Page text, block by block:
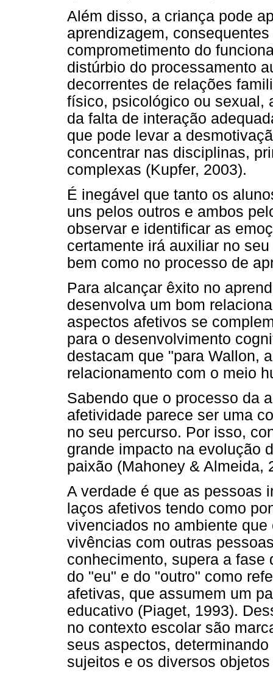
Além disso, a criança pode
aprendizagem,
comprometimento do
distúrbio do processamento
decorrentes de relações
físico, psicológico ou sexual,
da falta de interação
que pode levar a
concentrar nas disciplinas,
complexas (Kupfer, 2003).
É inegável que tanto os
uns pelos outros e ambos
observar e identificar as
certamente irá auxiliar no
bem como no processo de
Para alcançar êxito no
desenvolva um bom
aspectos afetivos se
para o desenvolvimento
destacam que "para Wallon,
relacionamento com o meio
Sabendo que o processo da
afetividade parece ser uma
no seu percurso. Por isso,
grande impacto na evolução
paixão (Mahoney & Almeida,
A verdade é que as pessoas
laços afetivos tendo como
vivenciados no ambiente
vivências com outras
conhecimento, supera a
do "eu" e do "outro" como
afetivas, que assumem um
educativo (Piaget, 1993).
no contexto escolar são
seus aspectos,
sujeitos e os diversos